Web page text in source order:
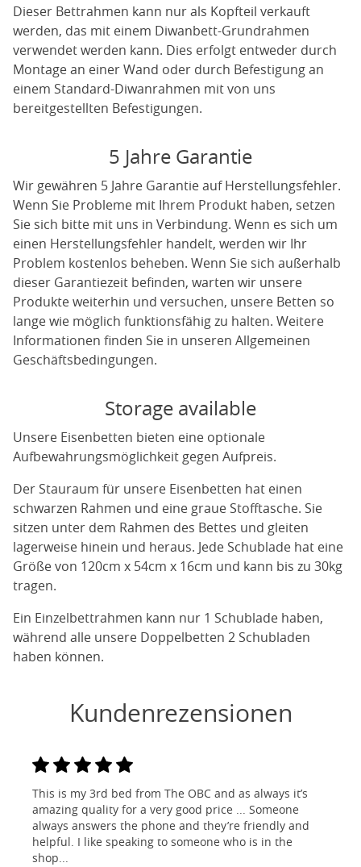
Dieser Bettrahmen kann nur als Kopfteil verkauft
werden, das mit einem Diwanbett-Grundrahmen
verwendet werden kann. Dies erfolgt entweder durch
Montage an einer Wand oder durch Befestigung an
einem Standard-Diwanrahmen mit von uns
bereitgestellten Befestigungen.
5 Jahre Garantie
Wir gewähren 5 Jahre Garantie auf Herstellungsfehler.
Wenn Sie Probleme mit Ihrem Produkt haben, setzen
Sie sich bitte mit uns in Verbindung. Wenn es sich um
einen Herstellungsfehler handelt, werden wir Ihr
Problem kostenlos beheben. Wenn Sie sich außerhalb
dieser Garantiezeit befinden, warten wir unsere
Produkte weiterhin und versuchen, unsere Betten so
lange wie möglich funktionsfähig zu halten. Weitere
Informationen finden Sie in unseren Allgemeinen
Geschäftsbedingungen.
Storage available
Unsere Eisenbetten bieten eine optionale
Aufbewahrungsmöglichkeit gegen Aufpreis.
Der Stauraum für unsere Eisenbetten hat einen
schwarzen Rahmen und eine graue Stofftasche. Sie
sitzen unter dem Rahmen des Bettes und gleiten
lagerweise hinein und heraus. Jede Schublade hat eine
Größe von 120cm x 54cm x 16cm und kann bis zu 30kg
tragen.
Ein Einzelbettrahmen kann nur 1 Schublade haben,
während alle unsere Doppelbetten 2 Schubladen
haben können.
Kundenrezensionen
This is my 3rd bed from The OBC and as always it’s
amazing quality for a very good price ... Someone
always answers the phone and they’re friendly and
helpful. I like speaking to someone who is in the
shop...